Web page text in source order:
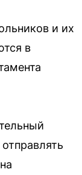
и их
в